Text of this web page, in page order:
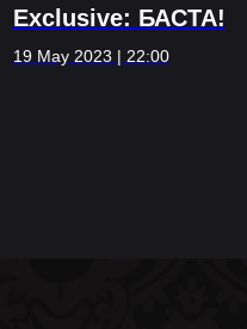
Exclusive: БАСТА!
19 May 2023 | 22:00